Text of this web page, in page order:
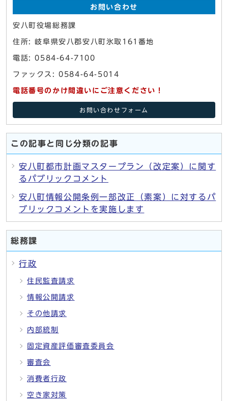
お問い合わせ
安八町役場総務課
住所: 岐阜県安八郡安八町氷取161番地
電話: 0584-64-7100
ファックス: 0584-64-5014
電話番号のかけ間違いにご注意ください！
お問い合わせフォーム
この記事と同じ分類の記事
安八町都市計画マスタープラン（改定案）に関す
るパブリックコメント
安八町情報公開条例一部改正（素案）に対するパ
ブリックコメントを実施します
総務課
行政
住民監査請求
情報公開請求
その他請求
内部統制
固定資産評価審査委員会
審査会
消費者行政
空き家対策